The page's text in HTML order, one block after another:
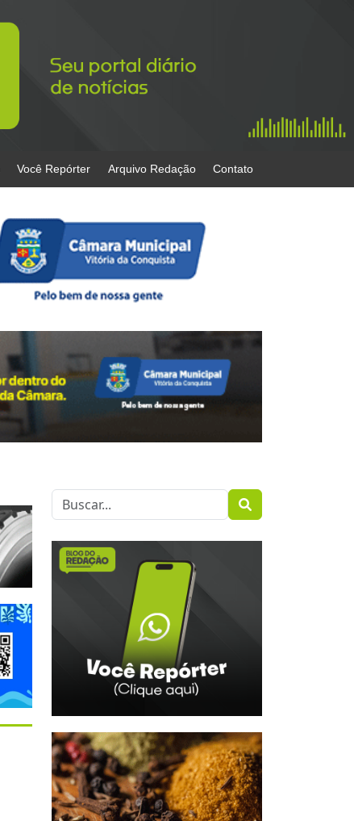
Você Repórter Arquivo Redação Contato